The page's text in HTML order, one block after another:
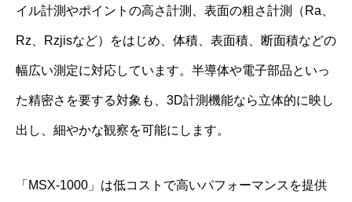
イル計測やポイントの高さ計測、表面の粗さ計測（Ra、
Rz、Rzjisなど）をはじめ、体積、表面積、断面積などの
幅広い測定に対応しています。半導体や電子部品といっ
た精密さを要する対象も、3D計測機能なら立体的に映し
出し、細やかな観察を可能にします。
「MSX-1000」は低コストで高いパフォーマンスを提供